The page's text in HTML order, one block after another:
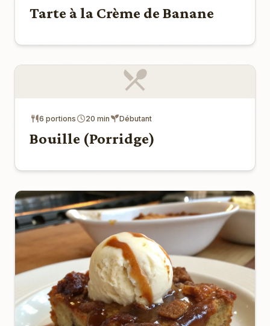
Tarte à la Crème de Banane
6 portions 20 min Débutant
Bouille (Porridge)